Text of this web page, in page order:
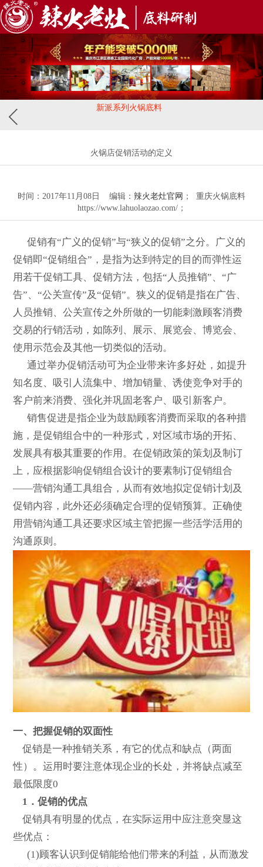
新派系列火锅底料
火锅店促销活动的定义
时间：2017年11月08日 编辑： 辣火老灶官网 ； 重庆火锅底料
https://www.lahuolaozao.com/；
促销有“广义的促销”与“狭义的促销”之分。广义的
促销即“促销组合”，是指为达到特定的目的而弹性运
用若干促销工具、促销方法，包括“人员推销”、“广
告”、“公关宣传”及“促销”。狭义的促销是指在广告、
人员推销、公关宣传之外所做的一切能刺激顾客消费
交易的行销活动，如陈列、展示、展览会、博览会、
使用示范会及其他一切类似的活动。
通过举办促销活动可为企业带来许多好处，如提升
知名度、吸引人流集中、增加销量、诱使竞争对手的
客户前来消费、强化并巩固老客户、吸引新客户。
销售促进是指企业为鼓励顾客消费而采取的各种措
施，是促销组合中的一种形式，对区域市场的开拓、
发展具有极其重要的作用。在促销政策的策划及制订
上，应根据影响促销组合设计的要素制订促销组合
——营销沟通工具组合，从而有效地拟定促销计划及
促销内容，此外还必须确定合理的促销预算。正确使
用营销沟通工具还要求区域主管把握一些活学活用的
沟通原则。
一、把握促销的双面性
促销是一种推销关系，有它的优点和缺点（两面
性）。运用时要注意体现企业的长处，并将缺点减至
最低限度0
1．促销的优点
促销具有明显的优点，在实际运用中应注意突显这
些优点：
(1)顾客认识到促销能给他们带来的利益，从而激发